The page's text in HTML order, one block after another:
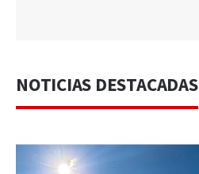
NOTICIAS DESTACADAS